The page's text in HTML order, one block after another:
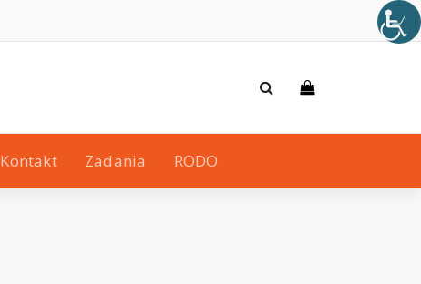
Kontakt Zadania RODO